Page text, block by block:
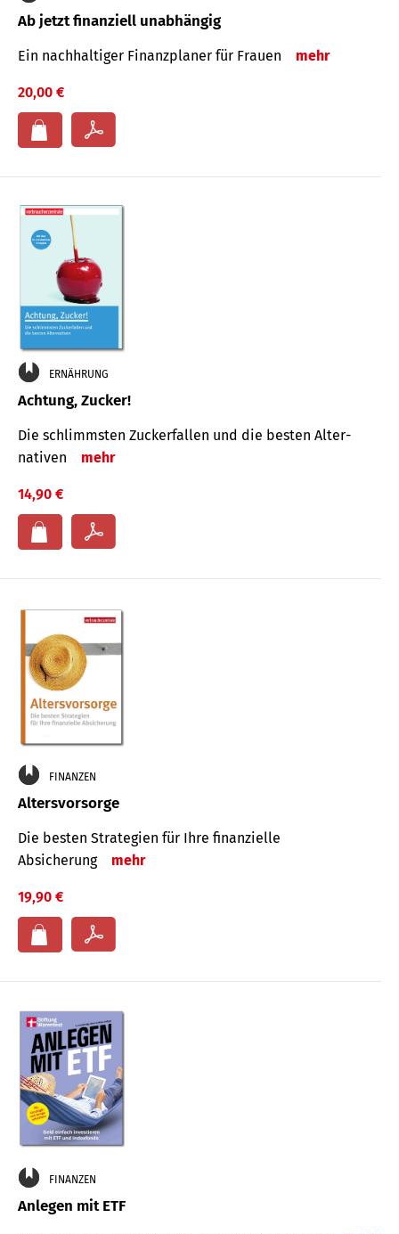
Ab jetzt finanziell unabhängig
Ein nachhaltiger Finanzplaner für Frauen mehr
20,00 €
ERNÄHRUNG
Achtung, Zucker!
Die schlimmsten Zucker­fallen und die besten Alter­
nativen
mehr
14,90 €
FINANZEN
Altersvorsorge
Die besten Strategien für Ihre finanzielle
Absicherung
mehr
19,90 €
FINANZEN
Anlegen mit ETF